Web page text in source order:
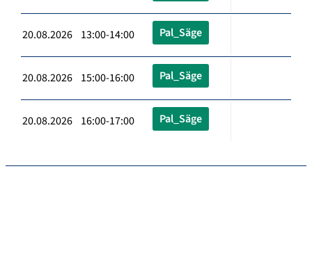
20.08.2026 13:00-14:00 Pal_Säge
20.08.2026 15:00-16:00 Pal_Säge
20.08.2026 16:00-17:00 Pal_Säge